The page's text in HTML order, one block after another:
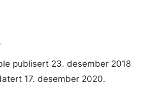
publisert 23. desember 2018
17. desember 2020.